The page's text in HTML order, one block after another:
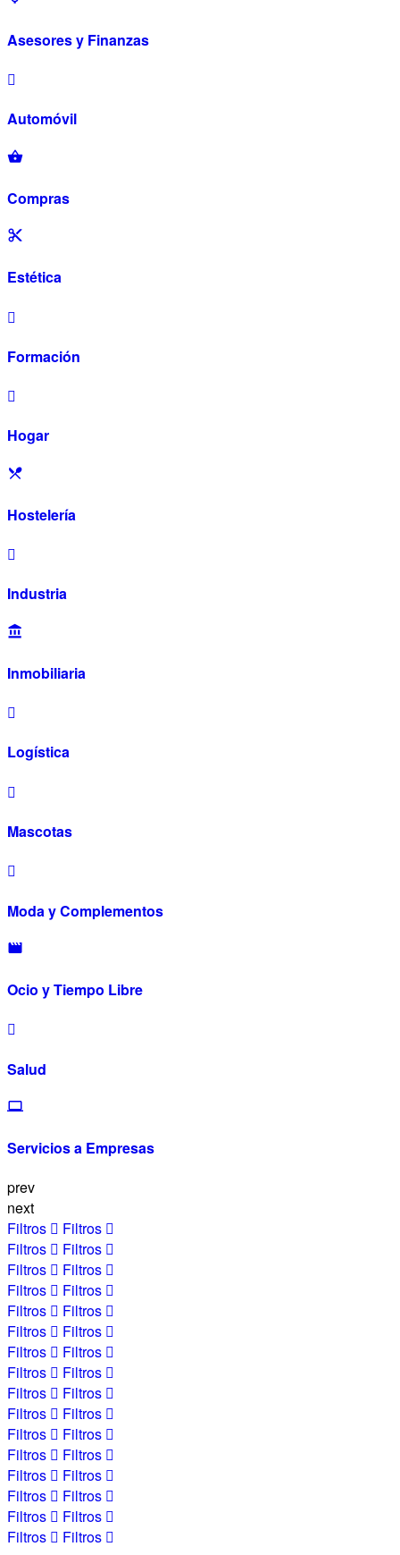
Asesores y Finanzas
Automóvil
Compras
Estética
Formación
Hogar
Hostelería
Industria
Inmobiliaria
Logística
Mascotas
Moda y Complementos
Ocio y Tiempo Libre
Salud
Servicios a Empresas
prev
next
Filtros
Filtros
Filtros
Filtros
Filtros
Filtros
Filtros
Filtros
Filtros
Filtros
Filtros
Filtros
Filtros
Filtros
Filtros
Filtros
Filtros
Filtros
Filtros
Filtros
Filtros
Filtros
Filtros
Filtros
Filtros
Filtros
Filtros
Filtros
Filtros
Filtros
Filtros
Filtros